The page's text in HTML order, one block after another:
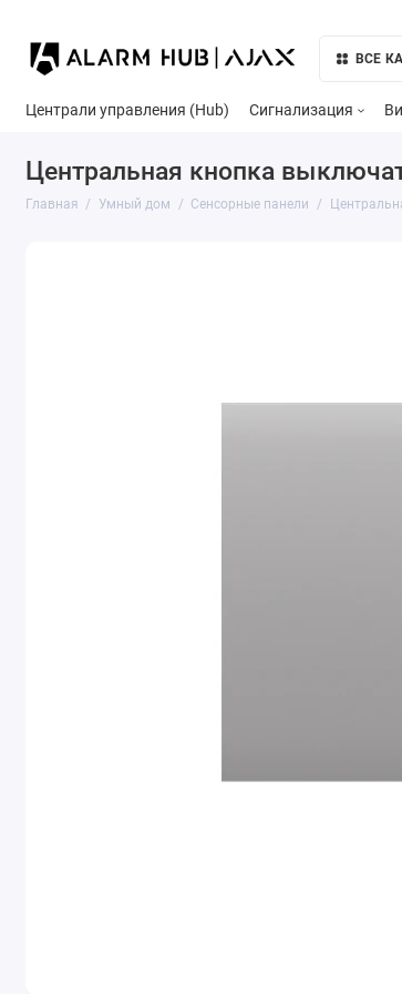
ВСЕ
Централи управления (Hub) Сигнализация
Центральная кнопка
Главная Умный дом Сенсорные панели